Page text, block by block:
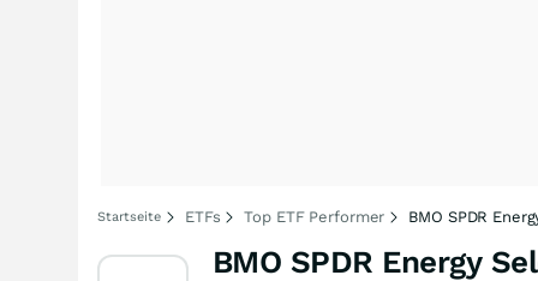
Startseite ETFs Top ETF Performer BMO SPDR
BMO SPDR Energy